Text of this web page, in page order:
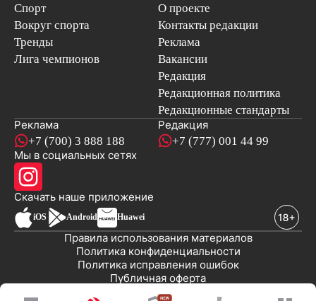
Спорт
Вокруг спорта
Тренды
Лига чемпионов
О проекте
Контакты редакции
Реклама
Вакансии
Редакция
Редакционная политика
Редакционные стандарты
Реклама
+7 (700) 3 888 188
Редакция
+7 (777) 001 44 99
Мы в социальных сетях
Скачать наше приложениеновостей
iOS Android Huawei
Публичная оферта
Политика исправления ошибок
Политика конфиденциальности
Правила использования материалов
© 2008-2026 ТОО «EML»